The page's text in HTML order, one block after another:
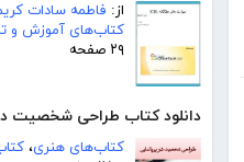
از: فاطمه سادات
کتاب‌های آموزش و
۲۹ صفحه
دانلود کتاب طراحی شخصیت در
کتاب‌های هنری،